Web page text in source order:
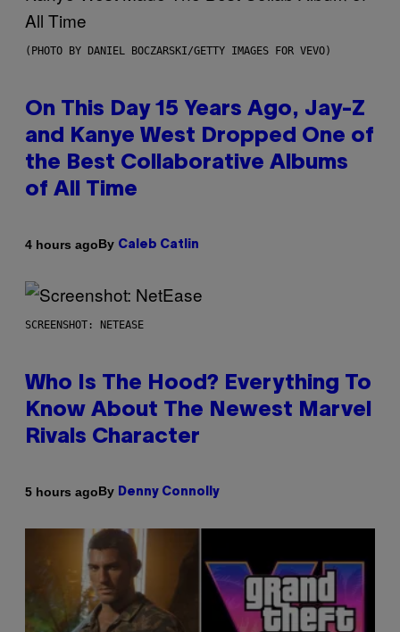
(PHOTO BY DANIEL BOCZARSKI/GETTY IMAGES FOR VEVO)
On This Day 15 Years Ago, Jay-Z
and Kanye West Dropped One of
the Best Collaborative Albums
of All Time
4 hours agoBy Caleb Catlin
SCREENSHOT: NETEASE
Who Is The Hood? Everything To
Know About The Newest Marvel
Rivals Character
5 hours agoBy Denny Connolly